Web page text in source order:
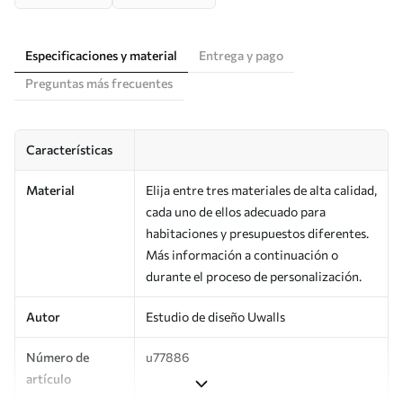
Especificaciones y material
Entrega y pago
Preguntas más frecuentes
Características
Material
Elija entre tres materiales de alta calidad,
cada uno de ellos adecuado para
habitaciones y presupuestos diferentes.
Más información a continuación o
durante el proceso de personalización.
Autor Estudio de diseño Uwalls
Número de
artículo
u77886